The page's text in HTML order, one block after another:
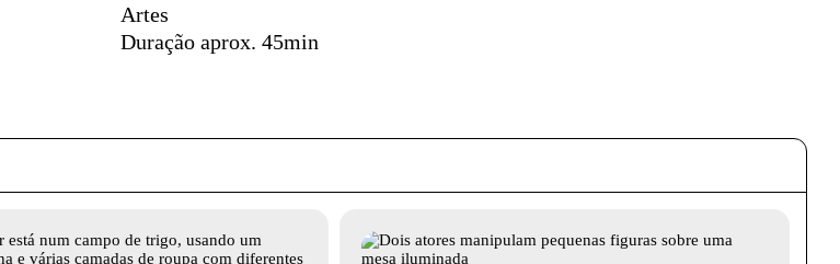
Artes
Duração aprox. 45min